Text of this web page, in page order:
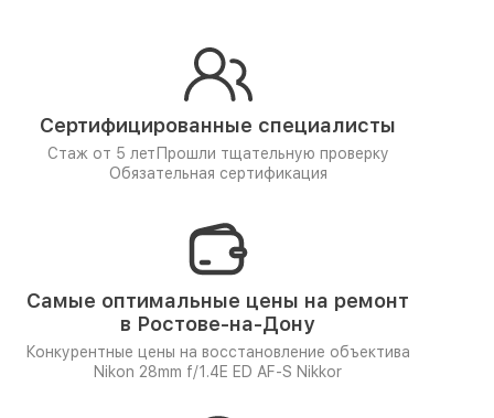
Сертифицированные специалисты
Стаж от 5 лет Прошли тщательную проверку
Обязательная сертификация
Самые оптимальные цены на ремонт
в Ростове-на-Дону
Конкурентные цены на восстановление объектива
Nikon 28mm f/1.4E ED AF-S Nikkor